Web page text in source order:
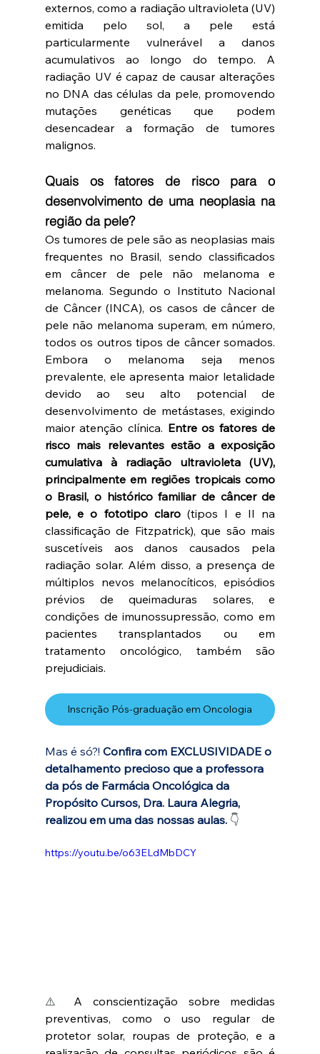
externos, como a radiação ultravioleta (UV)
emitida pelo sol, a pele está
particularmente vulnerável a danos
acumulativos ao longo do tempo. A
radiação UV é capaz de causar alterações
no DNA das células da pele, promovendo
mutações genéticas que podem
desencadear a formação de tumores
malignos.
Quais os fatores de risco para o
desenvolvimento de uma neoplasia na
região da pele?
Os tumores de pele são as neoplasias mais
frequentes no Brasil, sendo classificados
em câncer de pele não melanoma e
melanoma. Segundo o Instituto Nacional
de Câncer (INCA), os casos de câncer de
pele não melanoma superam, em número,
todos os outros tipos de câncer somados.
Embora o melanoma seja menos
prevalente, ele apresenta maior letalidade
devido ao seu alto potencial de
desenvolvimento de metástases, exigindo
maior atenção clínica. Entre os fatores de
risco mais relevantes estão a exposição
cumulativa à radiação ultravioleta (UV),
principalmente em regiões tropicais como
o Brasil, o histórico familiar de câncer de
pele, e o fototipo claro (tipos I e II na
classificação de Fitzpatrick), que são mais
suscetíveis aos danos causados ​​pela
radiação solar. Além disso, a presença de
múltiplos nevos melanocíticos, episódios
prévios de queimaduras solares, e
condições de imunossupressão, como em
pacientes transplantados ou em
tratamento oncológico, também são
prejudiciais.
Inscrição Pós-graduação em Oncologia
Mas é só?! Confira com EXCLUSIVIDADE o
detalhamento precioso que a professora
da pós de Farmácia Oncológica da
Propósito Cursos, Dra. Laura Alegria,
realizou em uma das nossas aulas. 👇
https://youtu.be/o63ELdMbDCY
⚠️ A conscientização sobre medidas
preventivas, como o uso regular de
protetor solar, roupas de proteção, e a